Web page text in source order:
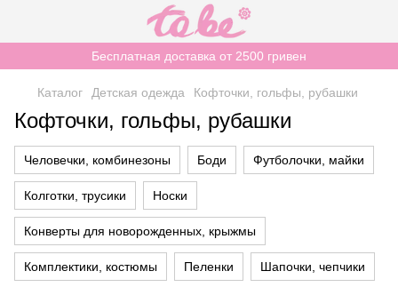
Бесплатная доставка от 2500 гривен
Каталог Детская одежда Кофточки, гольфы, рубашки
Кофточки, гольфы, рубашки
Человечки, комбинезоны Боди Футболочки, майки
Колготки, трусики Носки
Конверты для новорожденных, крыжмы
Комплектики, костюмы Пеленки Шапочки, чепчики